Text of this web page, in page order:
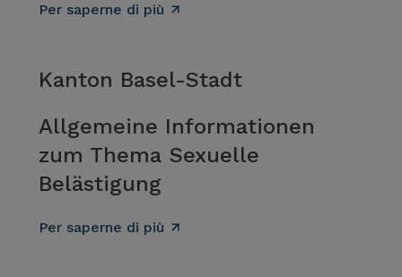
Per saperne di più
Kanton Basel-Stadt
Allgemeine Informationen
zum Thema Sexuelle
Belästigung
Per saperne di più